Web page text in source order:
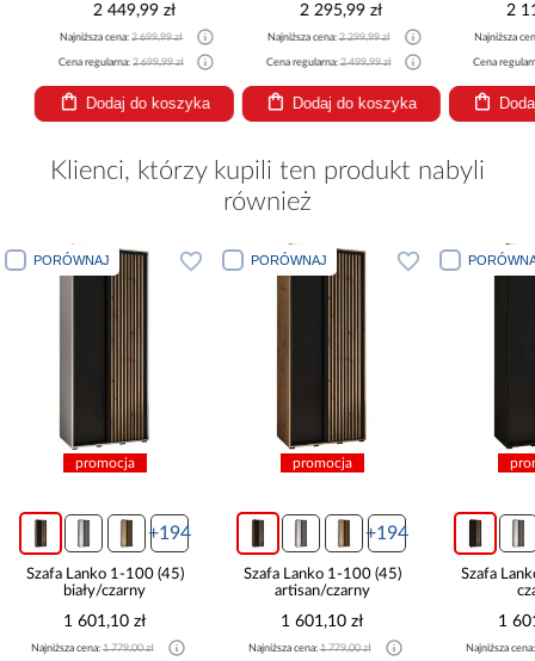
2 449,99 zł
Najniższa cena:2 699,99 zł
Cena regularna:2 699,99 zł
Dodaj do koszyka
2 295,99 zł
Najniższa cena:2 299,99 zł
Cena regularna:2 499,99 zł
Dodaj do koszyka
2
Najniższa
Cena
Klienci, którzy kupili ten produkt nabyli
również
PORÓWNAJ
promocja
+194
Szafa Lanko 1-100 (45)
biały/czarny
1 601,10 zł
Najniższa cena:1 779,00 zł
PORÓWNAJ
promocja
+194
Szafa Lanko 1-100 (45)
artisan/czarny
1 601,10 zł
Najniższa cena:1 779,00 zł
Szafa
1
Najniższa